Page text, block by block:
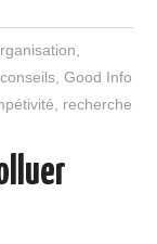
conseils, Good Info
recherche